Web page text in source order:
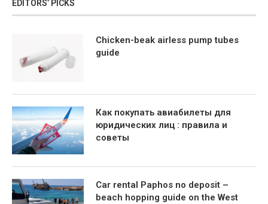
EDITORS’ PICKS
Chicken-beak airless pump tubes
guide
Как покупать авиабилеты для
юридических лиц : правила и
советы
Car rental Paphos no deposit –
beach hopping guide on the West